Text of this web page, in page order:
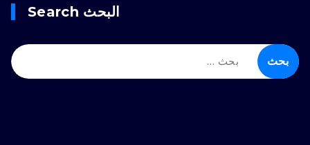
البحث Search
البحث
عن: